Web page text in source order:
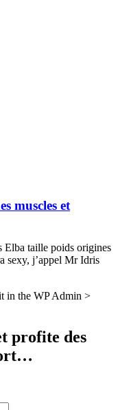
muscles et
taille poids origines
sexy, j’appel Mr Idris
in the WP Admin >
profite des